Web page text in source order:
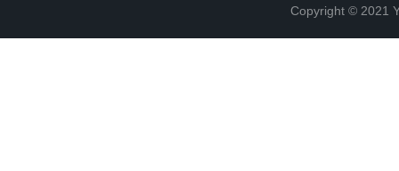
Copyright © 2021